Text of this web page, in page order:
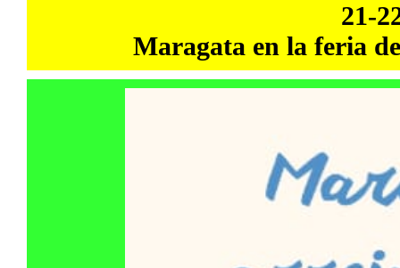
21-
Maragata en la feria